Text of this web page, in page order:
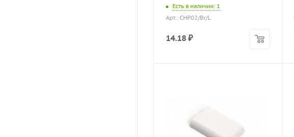
Есть в наличии: 1
Арт.: CHP02/Br/L
14.18 ₽